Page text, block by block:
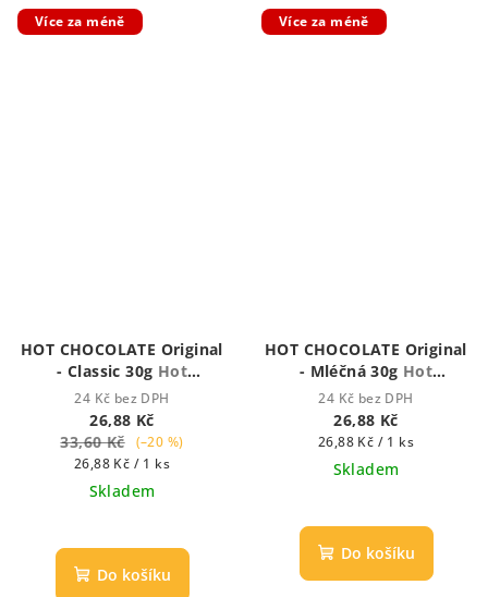
Více za méně
HOT CHOCOLATE Original
- Classic 30g Hot
Chocolate - Houstnoucí
krémová čokoláda
24 Kč bez DPH
26,88 Kč
33,60 Kč
(–20 %)
Měrná
cena:
26,88 Kč / 1 ks
Skladem
Do košíku
Více za méně
HOT CHOCOLATE Original
- Mléčná 30g Hot
Chocolate - Houstnoucí
krémová čokoláda
24 Kč bez DPH
26,88 Kč
Měrná
cena:
26,88 Kč / 1 ks
Skladem
hodnocení
produktu
Do košíku